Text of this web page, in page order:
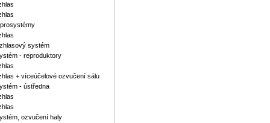
systém
- reproduktory
+ víceúčelové ozvučení sálu
- ústředna
ozvučení haly